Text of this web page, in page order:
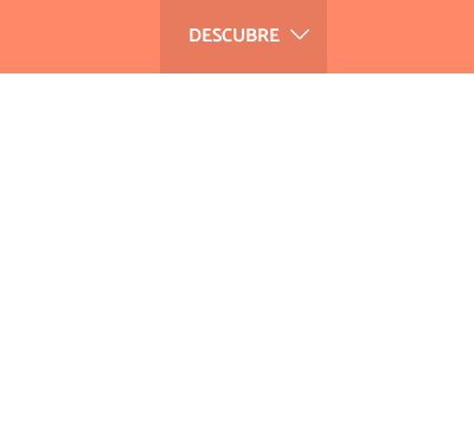
DESCUBRE